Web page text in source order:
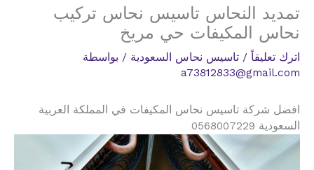
تمديد النحاس تاسيس نحاس تركيب
نحاس المكيفات حي مريخ
اترك تعليقاً / تاسيس نحاس السعودية / بواسطة
a73812833@gmail.com
افضل شركة تاسيس نحاس المكيفات في المملكة العربية
السعودية 0568007229